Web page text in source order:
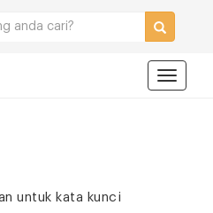
untuk kata kunci